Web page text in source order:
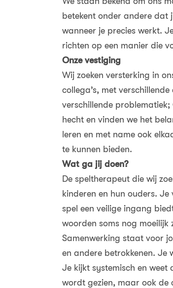
betekent onder andere dat
wanneer je precies werkt.
richten op een manier die
Onze vestiging
Wij zoeken versterking in
collega’s, met
verschillende
hecht en vinden we het
leren en met name ook
te kunnen bieden.
Wat ga jij doen?
De speltherapeut die wij
kinderen en hun ouders.
spel een veilige ingang
woorden soms nog moeilijk
Samenwerking staat voor
en andere betrokkenen. Je
Je kijkt systemisch en
wordt gezien, maar ook de